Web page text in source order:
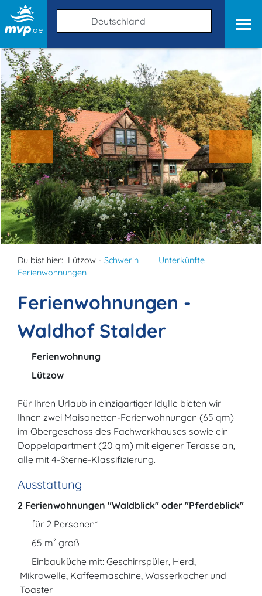
Du bist hier: Lützow - Schwerin
Unterkünfte
Ferienwohnungen
Ferienwohnungen -
Waldhof Stalder
Ferienwohnung
Lützow
Für Ihren Urlaub in einzigartiger Idylle bieten wir
Ihnen zwei Maisonetten-Ferienwohnungen (65 qm)
im Obergeschoss des Fachwerkhauses sowie ein
Doppelapartment (20 qm) mit eigener Terasse an,
alle mit 4-Sterne-Klassifizierung.
Ausstattung
2 Ferienwohnungen "Waldblick" oder "Pferdeblick"
für 2 Personen*
65 m² groß
Einbauküche mit: Geschirrspüler, Herd,
Mikrowelle, Kaffeemaschine, Wasserkocher und
Toaster